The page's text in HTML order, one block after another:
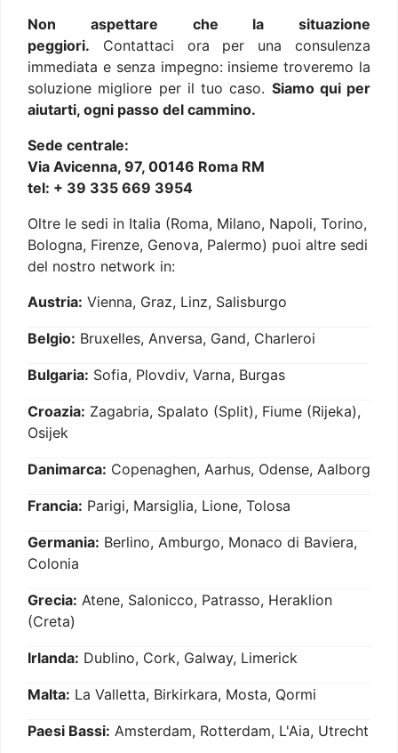
Non aspettare che la situazione
peggiori. Contattaci ora per una consulenza
immediata e senza impegno: insieme troveremo la
soluzione migliore per il tuo caso. Siamo qui per
aiutarti, ogni passo del cammino.
Sede centrale:
Via Avicenna, 97, 00146 Roma RM
tel: + 39 335 669 3954
Oltre le sedi in Italia (Roma, Milano, Napoli, Torino,
Bologna, Firenze, Genova, Palermo) puoi altre sedi
del nostro network in:
Austria: Vienna, Graz, Linz, Salisburgo
Belgio: Bruxelles, Anversa, Gand, Charleroi
Bulgaria: Sofia, Plovdiv, Varna, Burgas
Croazia: Zagabria, Spalato (Split), Fiume (Rijeka),
Osijek
Danimarca: Copenaghen, Aarhus, Odense, Aalborg
Francia: Parigi, Marsiglia, Lione, Tolosa
Germania: Berlino, Amburgo, Monaco di Baviera,
Colonia
Grecia: Atene, Salonicco, Patrasso, Heraklion
(Creta)
Irlanda: Dublino, Cork, Galway, Limerick
Malta: La Valletta, Birkirkara, Mosta, Qormi
Paesi Bassi: Amsterdam, Rotterdam, L'Aia, Utrecht